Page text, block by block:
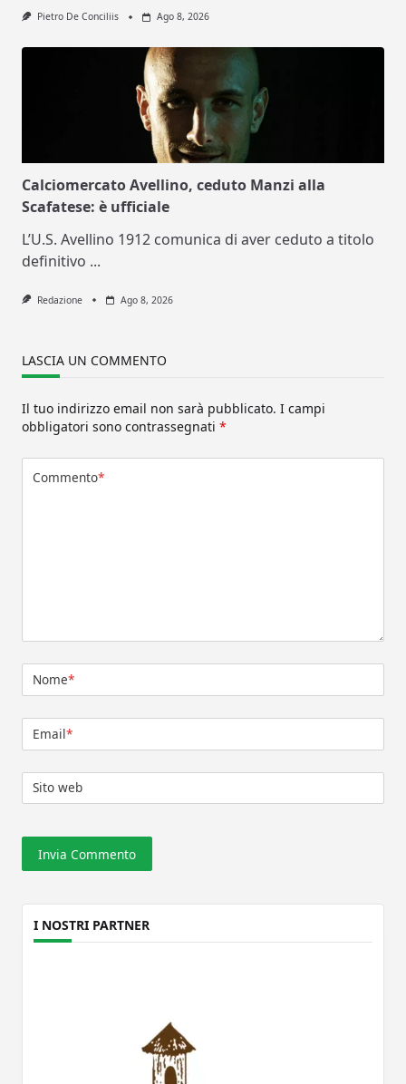
Pietro De Conciliis Ago 8, 2026
Calciomercato Avellino, ceduto Manzi alla
Scafatese: è ufficiale
L’U.S. Avellino 1912 comunica di aver ceduto a titolo
definitivo ...
Redazione Ago 8, 2026
LASCIA UN COMMENTO
Il tuo indirizzo email non sarà pubblicato. I campi
obbligatori sono contrassegnati *
Commento*
Nome*
Email*
Sito web
I NOSTRI PARTNER